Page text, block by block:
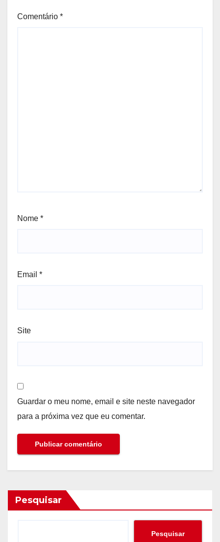
Comentário *
Nome *
Email *
Site
Guardar o meu nome, email e site neste navegador
para a próxima vez que eu comentar.
Pesquisar
Pesquisar